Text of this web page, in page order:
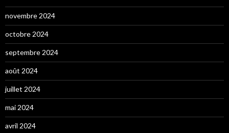
novembre 2024
octobre 2024
septembre 2024
août 2024
juillet 2024
mai 2024
avril 2024